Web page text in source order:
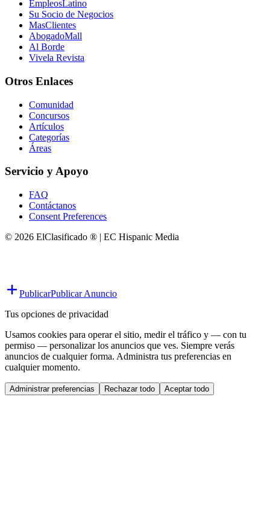
EmpleosLatino
Su Socio de Negocios
MasClientes
AbogadoMall
Al Borde
Vivela Revista
Otros Enlaces
Comunidad
Concursos
Artículos
Categorías
Áreas
Servicio y Apoyo
FAQ
Contáctanos
Consent Preferences
© 2026 ElClasificado ® | EC Hispanic Media
PublicarPublicar Anuncio
Tus opciones de privacidad
Usamos cookies para operar el sitio, medir el tráfico y — con tu
permiso — personalizar los anuncios que ves. Siempre verás
anuncios de cualquier forma. Administra tus preferencias en
cualquier momento.
Administrar preferencias Rechazar todo Aceptar todo